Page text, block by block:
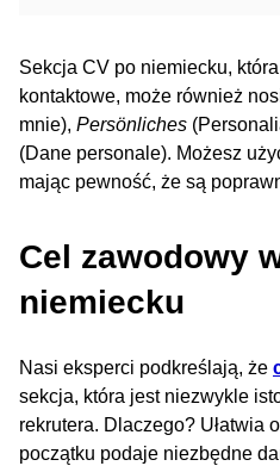
Sekcja CV po niemiecku,
kontaktowe, może również
mnie), Persönliches
(Dane personale). Możesz
mając pewność, że są
Cel zawodowy
niemiecku
Nasi eksperci podkreślają, że
sekcja, która jest niezwykle
rekrutera. Dlaczego? Ułatwia
początku podaje niezbędne